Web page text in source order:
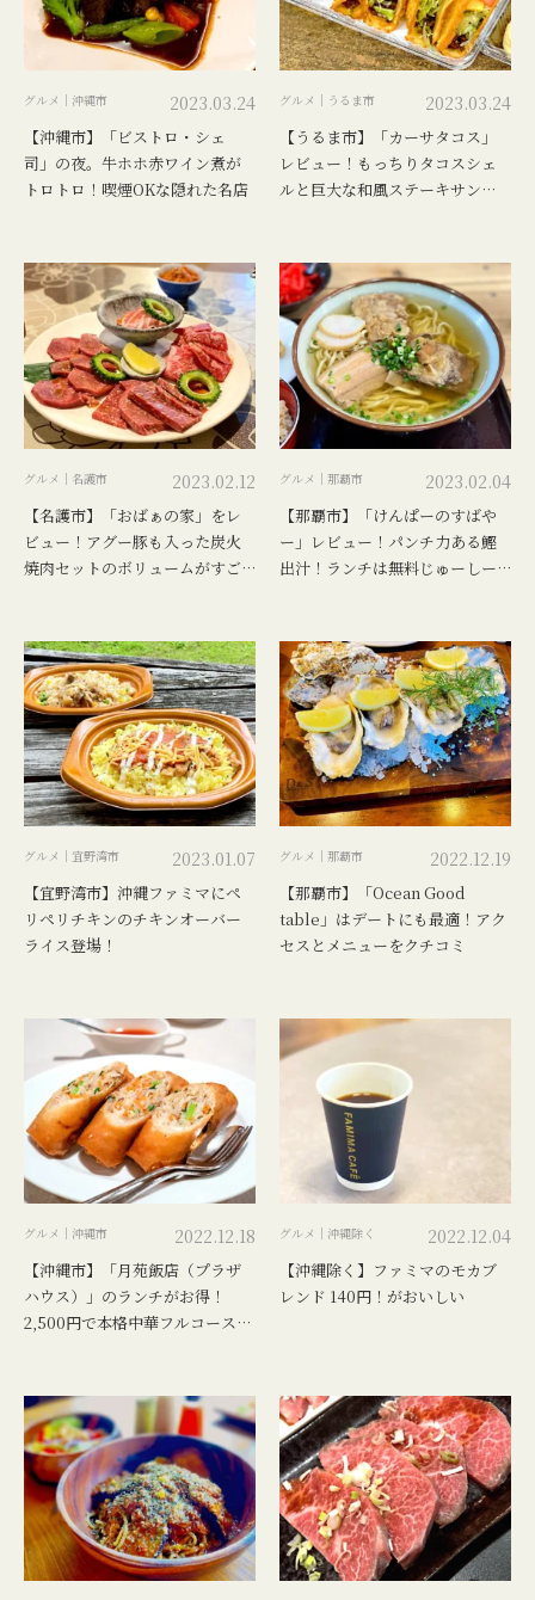
グルメ｜沖縄市 2023.03.24
【沖縄市】「ビストロ・シェ
司」の夜。牛ホホ赤ワイン煮が
トロトロ！喫煙OKな隠れた名店
グルメ｜うるま市 2023.03.24
【うるま市】「カーサタコス」
レビュー！もっちりタコスシェ
ルと巨大な和風ステーキサン
グルメ｜名護市 2023.02.12
【名護市】「おばぁの家」をレ
ビュー！アグー豚も入った炭火
焼肉セットのボリュームがすご
グルメ｜那覇市 2023.02.04
【那覇市】「けんぱーのすばや
ー」レビュー！パンチ力ある鰹
出汁！ランチは無料じゅーしー
グルメ｜宜野湾市 2023.01.07
【宜野湾市】沖縄ファミマにペ
リペリチキンのチキンオーバー
ライス登場！
グルメ｜那覇市 2022.12.19
【那覇市】「Ocean Good
table」はデートにも最適！アク
セスとメニューをクチコミ
グルメ｜沖縄市 2022.12.18
【沖縄市】「月苑飯店（プラザ
ハウス）」のランチがお得！
2,500円で本格中華フルコースを
グルメ｜沖縄除く 2022.12.04
【沖縄除く】ファミマのモカブ
レンド 140円！がおいしい